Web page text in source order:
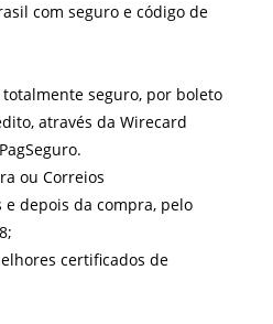
com seguro e código de
seguro, por boleto
através da Wirecard
ou Correios
depois da compra, pelo
certificados de